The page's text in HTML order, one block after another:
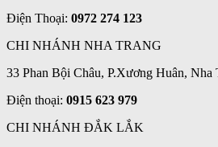
Điện Thoại: 0972 274 123
CHI NHÁNH NHA TRANG
33 Phan Bội Châu, P.Xương Huân, Nha
Điện thoại: 0915 623 979
CHI NHÁNH ĐẮK LẮK